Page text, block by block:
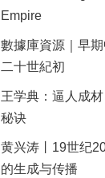
Empire
數據庫資源｜早
二十世紀初
王学典：逼人成
秘诀
黄兴涛丨19世纪
的生成与传播